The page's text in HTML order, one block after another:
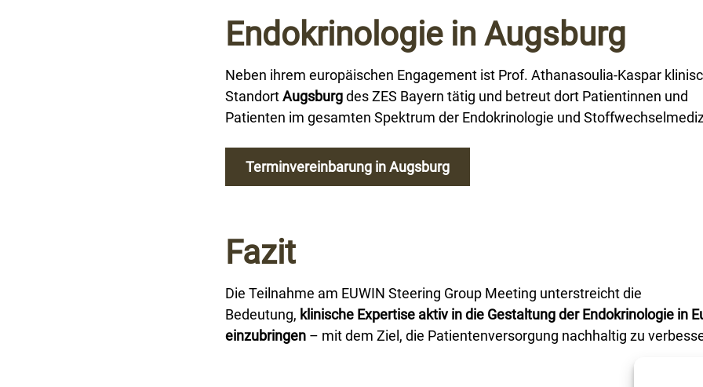
Endokrinologie in Augsburg
Neben ihrem europäischen Engagement ist Prof. Athanasoulia-Kaspar
StandortAugsburgdes ZES Bayern tätig und betreut dort Patientinnen und
Patienten im gesamten Spektrum der Endokrinologie und
Terminvereinbarung in Augsburg
Fazit
Die Teilnahme am EUWIN Steering Group Meeting unterstreicht die
Bedeutung, klinische Expertise aktiv in die Gestaltung der Endokrinologie in
einzubringen – mit dem Ziel, die Patientenversorgung nachhaltig zu